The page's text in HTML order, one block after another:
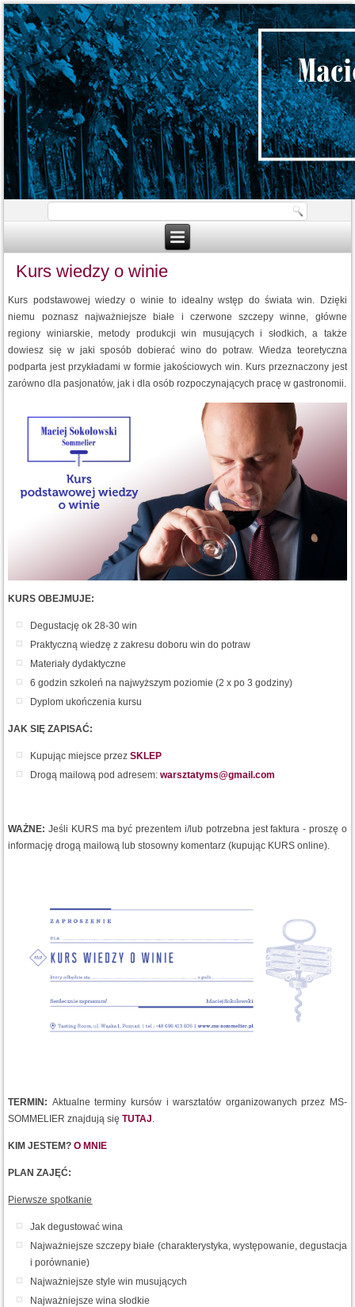
Kurs wiedzy o winie
Kurs podstawowej wiedzy o winie to idealny wstęp do świata win. Dzięki
niemu poznasz najważniejsze białe i czerwone szczepy winne, główne
regiony winiarskie, metody produkcji win musujących i słodkich, a także
dowiesz się w jaki sposób dobierać wino do potraw. Wiedza teoretyczna
podparta jest przykładami w formie jakościowych win. Kurs przeznaczony jest
zarówno dla pasjonatów, jak i dla osób rozpoczynających pracę w gastronomii.
KURS OBEJMUJE:
Degustację ok 28-30 win
Praktyczną wiedzę z zakresu doboru win do potraw
Materiały dydaktyczne
6 godzin szkoleń na najwyższym poziomie (2 x po 3 godziny)
Dyplom ukończenia kursu
JAK SIĘ ZAPISAĆ:
Kupując miejsce przezSKLEP
Drogą mailową pod adresem:warsztatyms@gmail.com
WAŻNE: Jeśli KURS ma być prezentem i/lub potrzebna jest faktura - proszę o
informację drogą mailową lub stosowny komentarz (kupując KURS online).
TERMIN: Aktualne terminy kursów i warsztatów organizowanych przez MS-
SOMMELIER znajdują sięTUTAJ.
KIM JESTEM?O MNIE
PLAN ZAJĘĆ:
Pierwsze spotkanie
Jak degustować wina
Najważniejsze szczepy białe (charakterystyka, występowanie, degustacja
i porównanie)
Najważniejsze style win musujących
Najważniejsze wina słodkie